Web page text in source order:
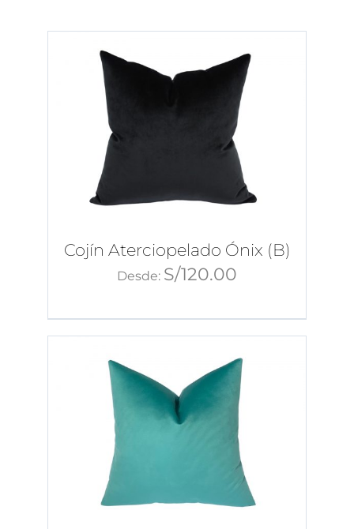
Cojín Aterciopelado Ónix (B)
Desde: S/120.00